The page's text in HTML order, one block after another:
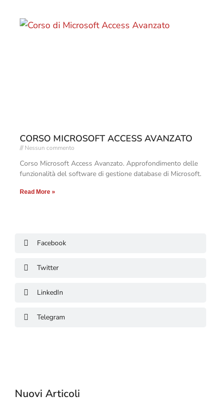
CORSO MICROSOFT ACCESS AVANZATO
Nessun commento
Corso Microsoft Access Avanzato. Approfondimento delle
funzionalità del software di gestione database di Microsoft.
Read More »
Facebook
Twitter
LinkedIn
Telegram
Nuovi Articoli